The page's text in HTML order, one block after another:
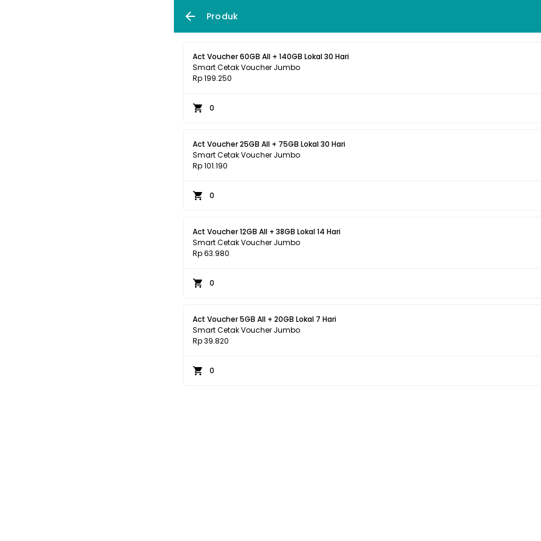
Produk
Act Voucher 60GB All + 140GB Lokal 30 Hari
Smart Cetak Voucher Jumbo
Rp 199.250
0
Act Voucher 25GB All + 75GB Lokal 30 Hari
Smart Cetak Voucher Jumbo
Rp 101.190
0
Act Voucher 12GB All + 38GB Lokal 14 Hari
Smart Cetak Voucher Jumbo
Rp 63.980
0
Act Voucher 5GB All + 20GB Lokal 7 Hari
Smart Cetak Voucher Jumbo
Rp 39.820
0